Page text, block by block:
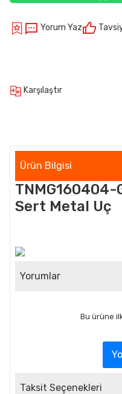
Yorum Yaz
Karşılaştır
Ürün Bilgisi
TNMG160404-
Sert Metal Uç
Yorumlar
Bu ürüne
Taksit Seçenekleri